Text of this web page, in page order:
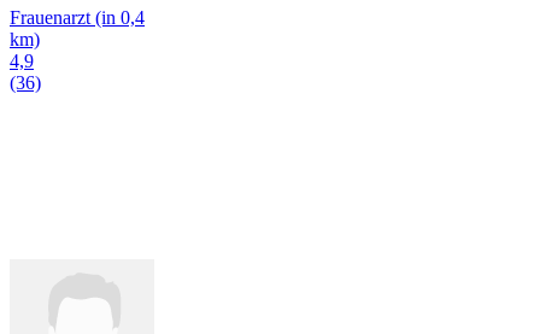
Frauenarzt (in 0,4
km)
4,9
(36)